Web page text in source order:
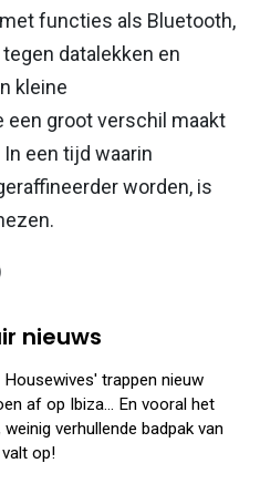
functies als Bluetooth,
datalekken en
kleine
een groot verschil maakt
een tijd waarin
worden, is
nieuws
Housewives' trappen nieuw
af op Ibiza... En vooral het
weinig verhullende badpak van
op!